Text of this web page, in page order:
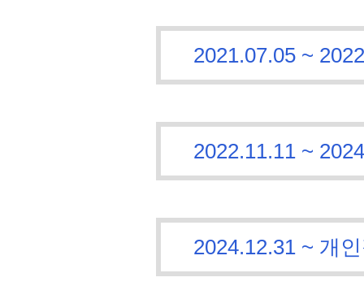
2021.07.05 ~
2022.11.11 ~
2024.12.31 ~ 개